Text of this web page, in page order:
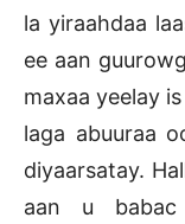
la yiraahdaa
ee aan
maxaa yeelay
laga abuuraa
diyaarsatay.
aan u